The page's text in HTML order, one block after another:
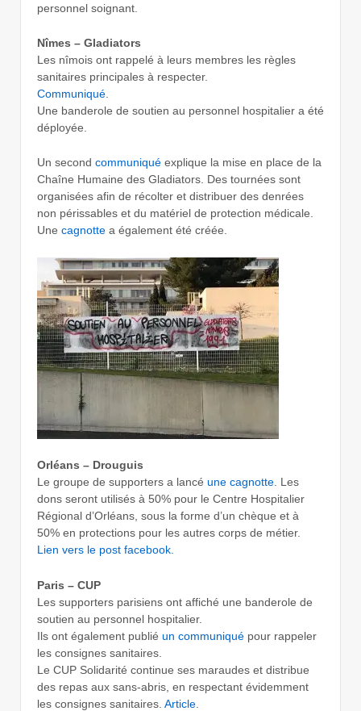
personnel soignant.
Nîmes – Gladiators
Les nîmois ont rappelé à leurs membres les règles
sanitaires principales à respecter.
Communiqué
Une banderole de soutien au personnel hospitalier a été
déployée.
Un second communiqué explique la mise en place de la
Chaîne Humaine des Gladiators. Des tournées sont
organisées afin de récolter et distribuer des denrées
non périssables et du matériel de protection médicale.
Une cagnotte a également été créée.
Orléans – Drouguis
Le groupe de supporters a lancé une cagnotte . Les
dons seront utilisés à 50% pour le Centre Hospitalier
Régional d’Orléans, sous la forme d’un chèque et à
50% en protections pour les autres corps de métier.
Lien vers le post facebook.
Paris – CUP
Les supporters parisiens ont affiché une banderole de
soutien au personnel hospitalier.
Ils ont également publié un communiqué pour rappeler
les consignes sanitaires.
Le CUP Solidarité continue ses maraudes et distribue
des repas aux sans-abris, en respectant évidemment
les consignes sanitaires. Article